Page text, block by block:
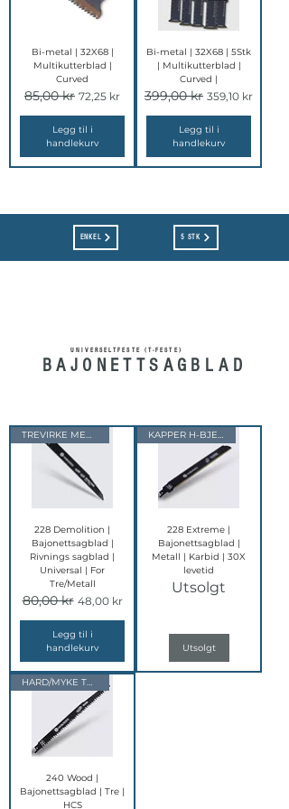
Bi-metal | 32X68 |
Multikutterblad |
Curved
Vanlig pris
85,00 kr Salgspris
72,25 kr
Legg til i
handlekurv
Bi-metal | 32X68 | 5Stk
| Multikutterblad |
Curved |
Vanlig pris
399,00 kr Salgspris
359,10 kr
Legg til i
handlekurv
ENKEL 5 STK
UNIVERSELTFESTE (T-FESTE)
BAJONETTSAGBLAD
228 Demolition |
Bajonettsagblad |
Rivnings sagblad |
Universal | For
Tre/Metall
Vanlig pris
80,00 kr Salgspris
48,00 kr
Legg til i
handlekurv
228 Extreme |
Bajonettsagblad |
Metall | Karbid | 30X
levetid
Utsolgt
Utsolgt
HARD/MYKE TREVIRKE
240 Wood |
Bajonettsagblad | Tre |
HCS